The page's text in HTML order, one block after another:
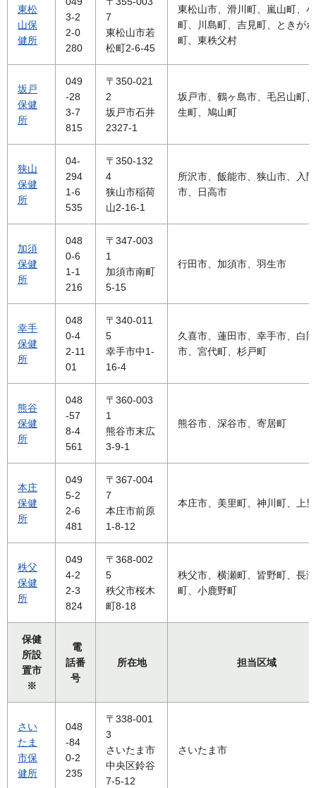
東松
山保
健所
3-2
2-0
280
7
東松山市若
松町2-6-45
東松山市、滑川町、嵐山町、
町、川島町、吉見町、ときがわ
町、東秩父村
坂戸
保健
所
049
-28
3-7
815
〒350-021
2
坂戸市石井
2327-1
坂戸市、鶴ヶ島市、毛呂山町
生町、鳩山町
狭山
保健
所
04-
294
1-6
535
〒350-132
4
狭山市稲荷
山2-16-1
所沢市、飯能市、狭山市、入間
市、日高市
加須
保健
所
048
0-6
1-1
216
〒347-003
1
加須市南町
5-15
行田市、加須市、羽生市
幸手
保健
所
048
0-4
2-11
01
〒340-011
5
幸手市中1-
16-4
久喜市、蓮田市、幸手市、白岡
市、宮代町、杉戸町
熊谷
保健
所
048
-57
8-4
561
〒360-003
1
熊谷市末広
3-9-1
熊谷市、深谷市、寄居町
本庄
保健
所
049
5-2
2-6
481
〒367-004
7
本庄市前原
1-8-12
本庄市、美里町、神川町、上
秩父
保健
所
049
4-2
2-3
824
〒368-002
5
秩父市桜木
町8-18
秩父市、横瀬町、皆野町、長瀞
町、小鹿野町
保健
所設
置市
※
電
話番
号
所在地 担当区域
さい
たま
市保
健所
048
-84
0-2
235
〒338-001
3
さいたま市
中央区鈴谷
7-5-12
さいたま市